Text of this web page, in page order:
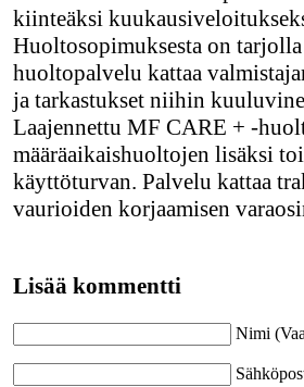
kiinteäksi
Huoltosopimuksesta on
huoltopalvelu kattaa
ja tarkastukset niihin
Laajennettu MF CARE + -
määräaikaishuoltojen lisäksi
käyttöturvan. Palvelu kattaa
vaurioiden korjaamisen
Lisää kommentti
Nimi